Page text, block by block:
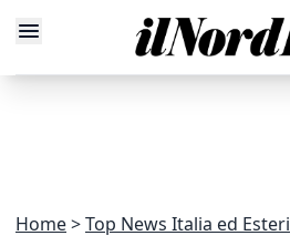
Home Top News Italia ed Esteri